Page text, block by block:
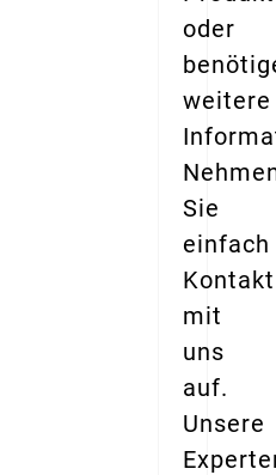
oder
weitere
Sie
einfach
Kontakt
mit
uns
auf.
Unsere